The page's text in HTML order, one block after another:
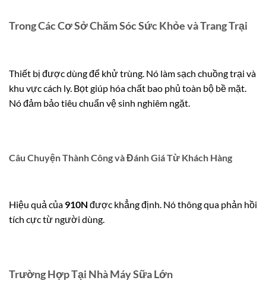
Trong Các Cơ Sở Chăm Sóc Sức Khỏe và Trang Trại
Thiết bị được dùng để khử trùng. Nó làm sạch chuồng trại và
khu vực cách ly. Bọt giúp hóa chất bao phủ toàn bộ bề mặt.
Nó đảm bảo tiêu chuẩn vệ sinh nghiêm ngặt.
Câu Chuyện Thành Công và Đánh Giá Từ Khách Hàng
Hiệu quả của 910N được khẳng định. Nó thông qua phản hồi
tích cực từ người dùng.
Trường Hợp Tại Nhà Máy Sữa Lớn